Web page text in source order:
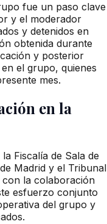
fue un paso clave
y el moderador
y detenidos en
obtenida durante
y posterior
el grupo, quienes
mes.
en la
Fiscalía de Sala de
Madrid y el Tribunal
la colaboración
esfuerzo conjunto
del grupo y